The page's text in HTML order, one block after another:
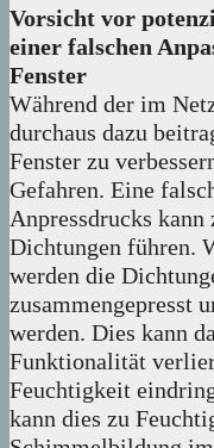
Vorsicht vor
einer falschen
Fenster
Während der im
durchaus dazu
Fenster zu
Gefahren. Eine
Anpressdrucks kann
Dichtungen führen.
werden die
zusammengepresst
werden. Dies kann
Funktionalität
Feuchtigkeit
kann dies zu